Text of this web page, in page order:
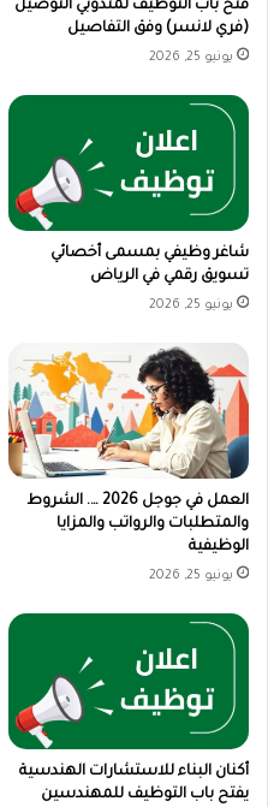
فتح باب التوظيف لمندوبي التوصيل
(فري لانسر) وفق التفاصيل
يونيو 25, 2026
شاغر وظيفي بمسمى أخصائي
تسويق رقمي في الرياض
يونيو 25, 2026
العمل في جوجل 2026 …. الشروط
والمتطلبات والرواتب والمزايا
الوظيفية
يونيو 25, 2026
أكنان البناء للاستشارات الهندسية
يفتح باب التوظيف للمهندسين